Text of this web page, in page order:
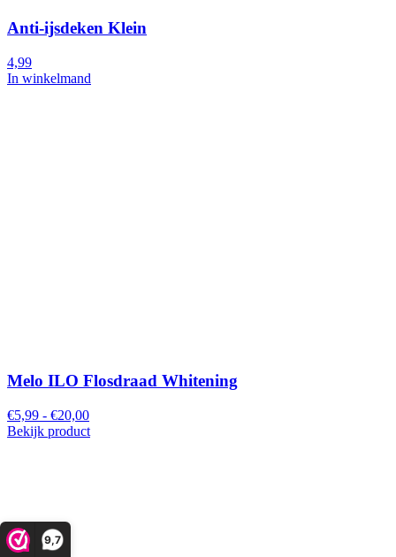
9,7
Anti-ijsdeken Klein
4,99
In winkelmand
Melo ILO Flosdraad Whitening
€5,99 - €20,00
Bekijk product